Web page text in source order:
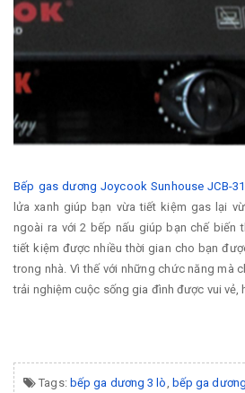
Bếp gas dương Joycook Sunhouse JCB-
lửa xanh giúp bạn vừa tiết kiệm gas lại
ngoài ra với 2 bếp nấu giúp bạn chế biến
tiết kiệm được nhiều thời gian cho bạn
trong nhà. Vì thế với những chức năng mà
trải nghiệm cuộc sống gia đình được vui vẻ,
Tags: bếp ga dương 3 lò bếp ga